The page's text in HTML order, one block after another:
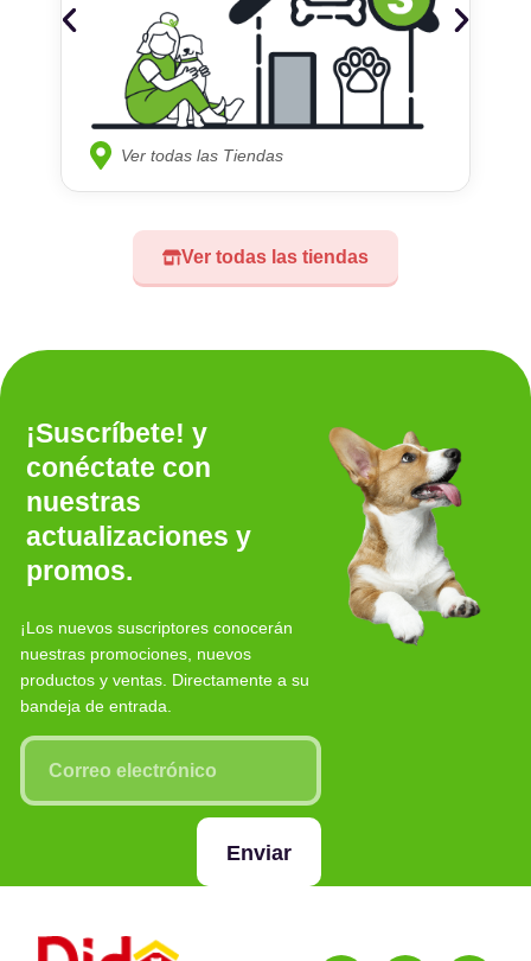
Ver todas las tiendas
Ver todas las Tiendas
¡Suscríbete! y
conéctate con
nuestras
actualizaciones y
promos.
¡Los nuevos suscriptores conocerán
nuestras promociones, nuevos
productos y ventas. Directamente a su
bandeja de entrada.
Enviar